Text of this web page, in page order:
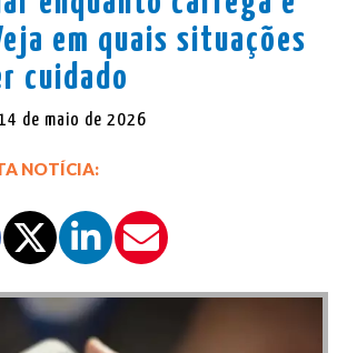
em quais situações
cuidado
14 de maio de 2026
NOTÍCIA: